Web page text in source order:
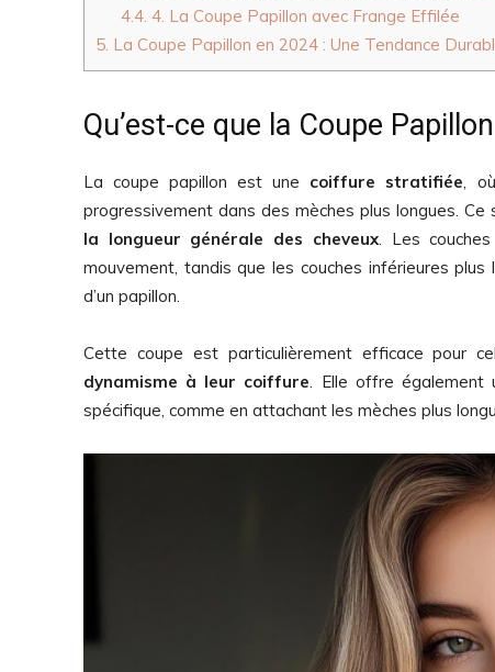
4.4. 4. La Coupe Papillon avec Frange Effilée
5. La Coupe Papillon en 2024 : Une Tendance
Qu’est-ce que la Coupe
La coupe papillon est une coiffure stratifiée,
progressivement dans des mèches plus longues.
la longueur générale des cheveux. Les
mouvement, tandis que les couches inférieures
d’un papillon.
Cette coupe est particulièrement efficace pour
dynamisme à leur coiffure. Elle offre également
spécifique, comme en attachant les mèches plus